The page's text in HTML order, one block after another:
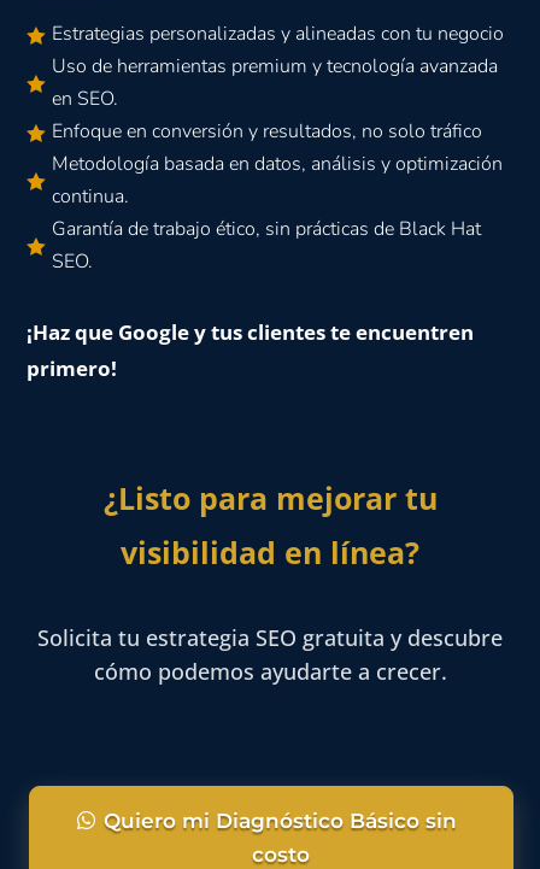
 Estrategias personalizadas y alineadas con tu negocio

Uso de herramientas premium y tecnología avanzada
en SEO.
 Enfoque en conversión y resultados, no solo tráfico

Metodología basada en datos, análisis y optimización
continua.

Garantía de trabajo ético, sin prácticas de Black Hat
SEO.
¡Haz que Google y tus clientes te encuentren
primero!
¿Listo para mejorar tu
visibilidad en línea?
Solicita tu estrategia SEO gratuita y descubre
cómo podemos ayudarte a crecer.
Quiero mi Diagnóstico Básico sin
costo